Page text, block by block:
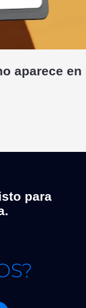
aparece en
para